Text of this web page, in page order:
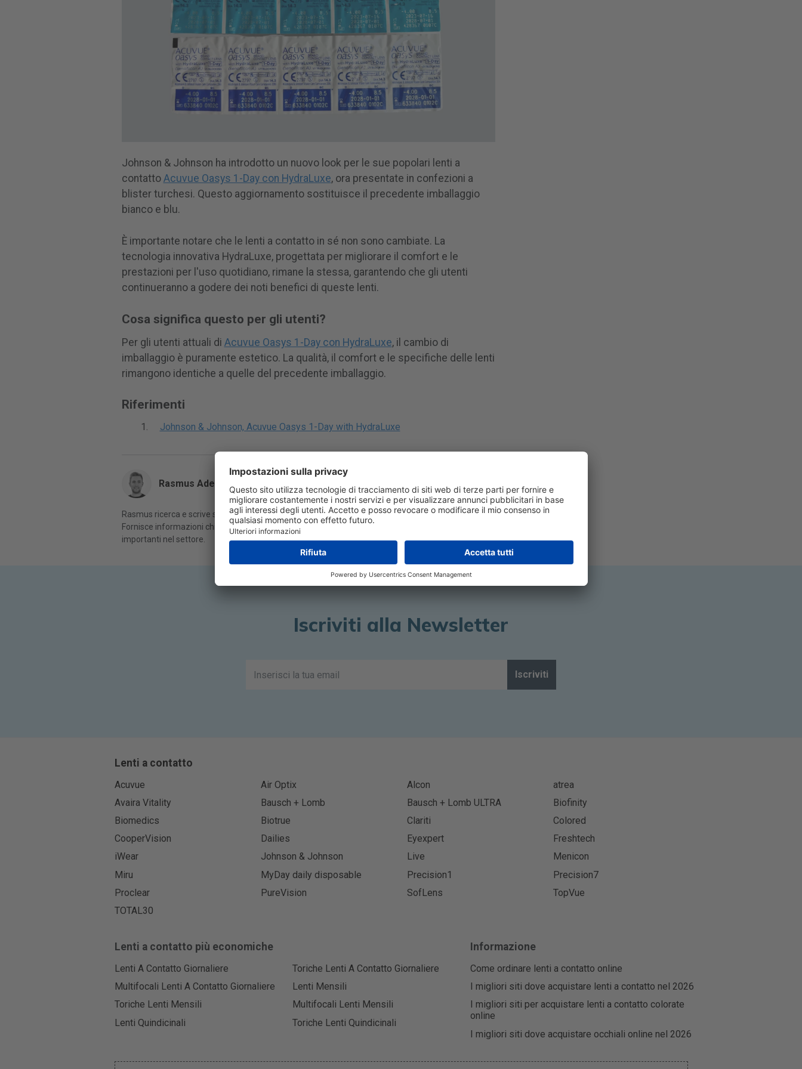
Johnson & Johnson ha introdotto un nuovo look per le sue popolari lenti a
contatto Acuvue Oasys 1-Day con HydraLuxe, ora presentate in confezioni a
blister turchesi. Questo aggiornamento sostituisce il precedente imballaggio
bianco e blu.
È importante notare che le lenti a contatto in sé non sono cambiate. La
tecnologia innovativa HydraLuxe, progettata per migliorare il comfort e le
prestazioni per l'uso quotidiano, rimane la stessa, garantendo che gli utenti
continueranno a godere dei noti benefici di queste lenti.
Cosa significa questo per gli utenti?
Per gli utenti attuali di Acuvue Oasys 1-Day con HydraLuxe, il cambio di
imballaggio è puramente estetico. La qualità, il comfort e le specifiche delle lenti
rimangono identiche a quelle del precedente imballaggio.
Riferimenti
Johnson & Johnson, Acuvue Oasys 1-Day with HydraLuxe
Rasmus Adeltoft
Rasmus ricerca e scrive sulle ultime tendenze e novità riguardanti la vista e la salute degli occhi.
Fornisce informazioni chiare e affidabili per aiutare i lettori a rimanere informati sugli sviluppi
importanti nel settore.
Iscriviti alla Newsletter
Iscriviti
Lenti a contatto
Acuvue Air Optix Alcon
atrea
Avaira Vitality
Bausch + Lomb Bausch + Lomb ULTRA
Biofinity
Biomedics
Biotrue Clariti
Colored
CooperVision
Dailies Eyexpert
Freshtech
iWear
Johnson & Johnson Live
Menicon
Miru
MyDay daily disposable Precision1
Precision7
Proclear
PureVision SofLens
TopVue
TOTAL30
Lenti a contatto più economiche
Lenti A Contatto Giornaliere
Toriche Lenti A Contatto Giornaliere
Multifocali Lenti A Contatto Giornaliere
Lenti Mensili
Toriche Lenti Mensili
Multifocali Lenti Mensili
Lenti Quindicinali
Toriche Lenti Quindicinali
Informazione
Come ordinare lenti a contatto online
I migliori siti dove acquistare lenti a contatto nel 2026
I migliori siti per acquistare lenti a contatto colorate
online
I migliori siti dove acquistare occhiali online nel 2026